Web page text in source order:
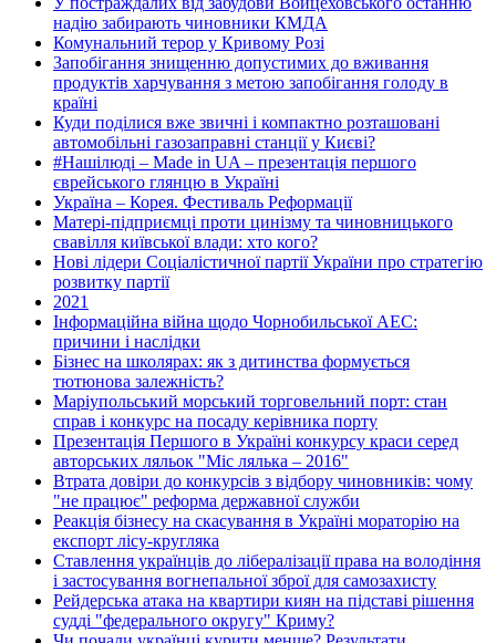
надію забирають чиновники КМДА
Комунальний терор у Кривому Розі
Запобігання знищенню допустимих до вживання
продуктів харчування з метою запобігання голоду в
країні
Куди поділися вже звичні і компактно розташовані
автомобільні газозаправні станції у Києві?
#Нашілюді – Made in UA – презентація першого
єврейського глянцю в Україні
Україна – Корея. Фестиваль Реформації
Матері-підприємці проти цинізму та чиновницького
свавілля київської влади: хто кого?
Нові лідери Соціалістичної партії України про стратегію
розвитку партії
2021
Інформаційна війна щодо Чорнобильської АЕС:
причини і наслідки
Бізнес на школярах: як з дитинства формується
тютюнова залежність?
Маріупольський морський торговельний порт: стан
справ і конкурс на посаду керівника порту
Презентація Першого в Україні конкурсу краси серед
авторських ляльок "Міс лялька – 2016"
Втрата довіри до конкурсів з відбору чиновників: чому
"не працює" реформа державної служби
Реакція бізнесу на скасування в Україні мораторію на
експорт лісу-кругляка
Ставлення українців до лібералізації права на володіння
і застосування вогнепальної зброї для самозахисту
Рейдерська атака на квартири киян на підставі рішення
судді "федерального округу" Криму?